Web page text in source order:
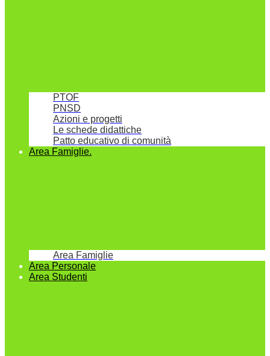
PTOF
PNSD
Azioni e progetti
Le schede didattiche
Patto educativo di comunità
Area Famiglie.
Area Famiglie
Area Personale
Area Studenti